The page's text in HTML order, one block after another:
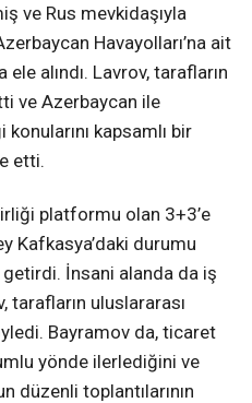
ve Rus mevkidaşıyla
Havayolları’na ait
alındı. Lavrov, tarafların
ve Azerbaycan ile
konularını kapsamlı bir
etti.
platformu olan 3+3’e
Kafkasya’daki durumu
İnsani alanda da iş
tarafların uluslararası
Bayramov da, ticaret
yönde ilerlediğini ve
düzenli toplantılarının